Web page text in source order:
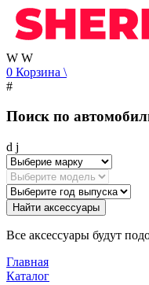
W W
0 Корзина \
#
Поиск по
d j
Найти аксессуары
Все аксессуары будут
Главная
Каталог